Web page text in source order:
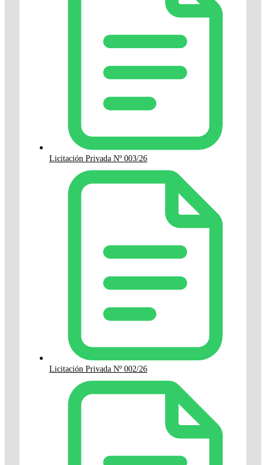
Licitación Privada Nº 003/26
Licitación Privada Nº 002/26